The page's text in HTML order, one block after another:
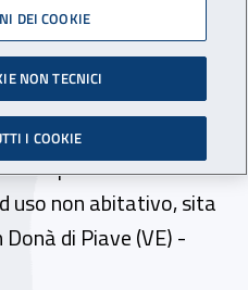
uso non
termine per la
per la locazione di
uso non abitativo, sita
di Piave (VE) -
DEI COOKIE
NON TECNICI
I COOKIE